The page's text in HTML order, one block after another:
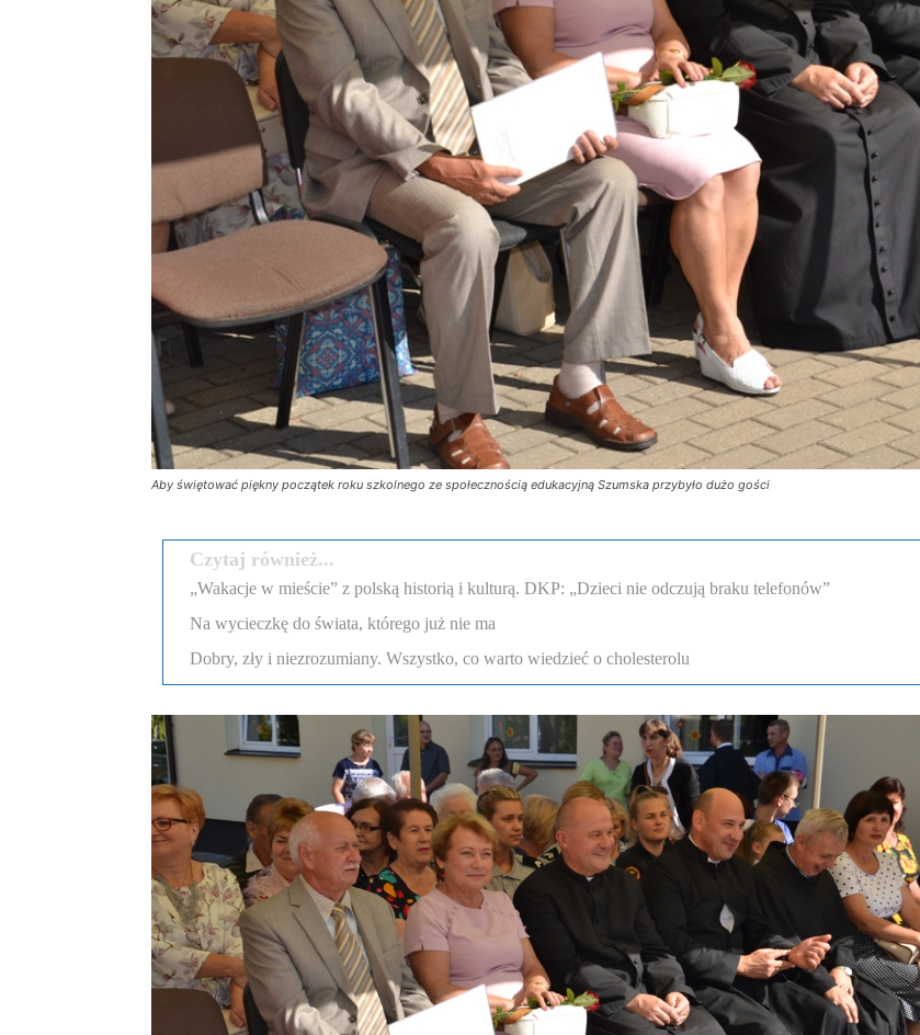
Aby świętować piękny początek roku szkolnego ze społecznością edukacyjną Szumska przybyło dużo gości
Czytaj również...
„Wakacje w mieście” z polską historią i kulturą. DKP: „Dzieci nie odczują braku telefonów”
Na wycieczkę do świata, którego już nie ma
Dobry, zły i niezrozumiany. Wszystko, co warto wiedzieć o cholesterolu